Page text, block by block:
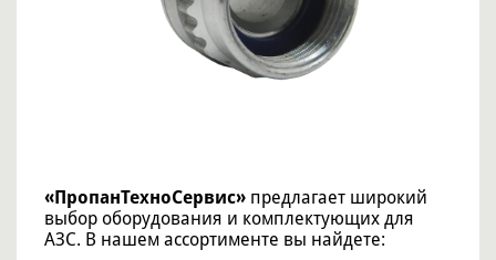
«ПропанТехноСервис» предлагает широкий
выбор оборудования и комплектующих для
АЗС. В нашем ассортименте вы найдете: